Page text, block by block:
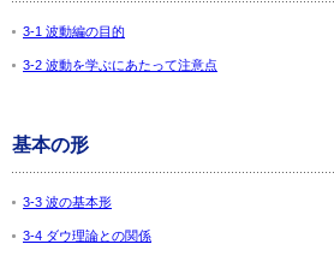
3-1 波動編の目的
3-2 波動を学ぶにあたって注意点
基本の形
3-3 波の基本形
3-4 ダウ理論との関係